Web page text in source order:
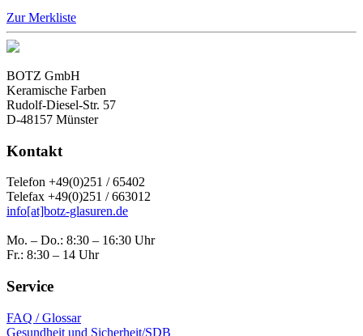
Zur Merkliste
BOTZ GmbH
Keramische Farben
Rudolf-Diesel-Str. 57
D-48157 Münster
Kontakt
Telefon +49(0)251 / 65402
Telefax +49(0)251 / 663012
info[at]botz-glasuren.de
Mo. – Do.: 8:30 – 16:30 Uhr
Fr.: 8:30 – 14 Uhr
Service
FAQ / Glossar
Gesundheit und Sicherheit/SDB